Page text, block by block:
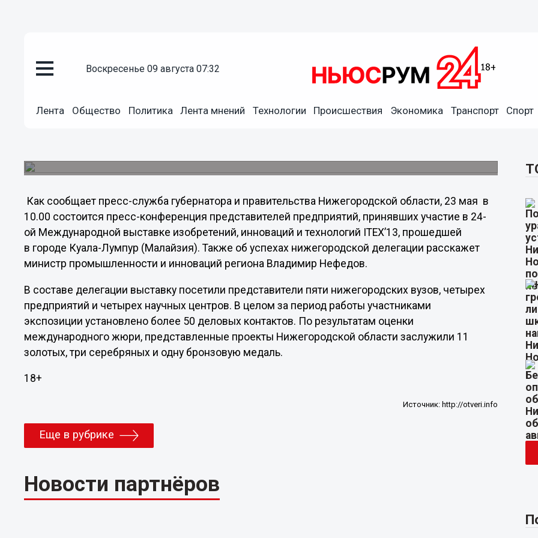
воскресенье 09 августа 07:32
Лента Общество Политика Лента мнений Технологии Происшествия Экономика Транспорт Спорт
22.05.201316:29
11 золотых, три серебряных и одну бронзовую медаль
привезли с инновационной выставки в Малайзии
Как сообщает пресс-служба губернатора и правительства Нижегородской области, 23 мая в
10.00 состоится пресс-конференция представителей предприятий, принявших участие в 24-
ой Международной выставке изобретений, инноваций и технологий ITEX’13, прошедшей
в городе Куала-Лумпур (Малайзия). Также об успехах нижегородской делегации расскажет
министр промышленности и инноваций региона Владимир Нефедов.
В составе делегации выставку посетили представители пяти нижегородских вузов, четырех
предприятий и четырех научных центров. В целом за период работы участниками
экспозиции установлено более 50 деловых контактов. По результатам оценки
международного жюри, представленные проекты Нижегородской области заслужили 11
золотых, три серебряных и одну бронзовую медаль.
18+
Источник: http://otveri.info
Еще в рубрике
Новости партнёров